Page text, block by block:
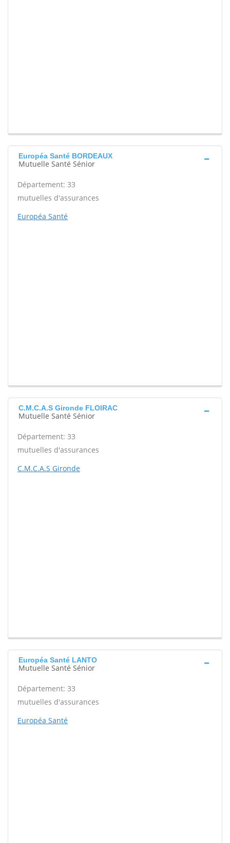
Européa Santé BORDEAUX
Mutuelle Santé Sénior
Département: 33
mutuelles d'assurances
Européa Santé
C.M.C.A.S Gironde FLOIRAC
Mutuelle Santé Sénior
Département: 33
mutuelles d'assurances
C.M.C.A.S Gironde
Européa Santé LANTO
Mutuelle Santé Sénior
Département: 33
mutuelles d'assurances
Européa Santé